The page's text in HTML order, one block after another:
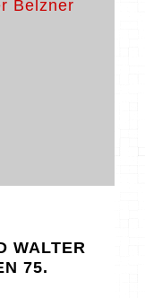
WALTER
75.